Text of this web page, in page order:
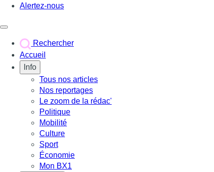
Alertez-nous
Rechercher
Accueil
Info
Tous nos articles
Nos reportages
Le zoom de la rédac'
Politique
Mobilité
Culture
Sport
Économie
Mon BX1